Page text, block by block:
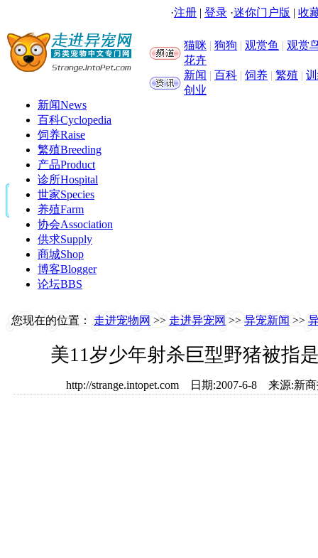
·注册 | 登录 ·迷你门户版 | 收
猫咪 | 狗狗 | 观赏鱼 | 观赏
花卉
新闻 | 百科 | 饲养 | 繁殖 |
创业
新闻News
百科Cyclopedia
饲养Raise
繁殖Breeding
产品Product
诊所Hospital
世家Species
养殖Farm
协会Association
供求Supply
商城Shop
博客Blogger
论坛BBS
您现在的位置： 走进宠物网 >> 走进异宠网 >> 异宠新闻 >>
美11岁少年射杀巨型野猪被指
http://strange.intopet.com 日期:2007-6-8 来源: